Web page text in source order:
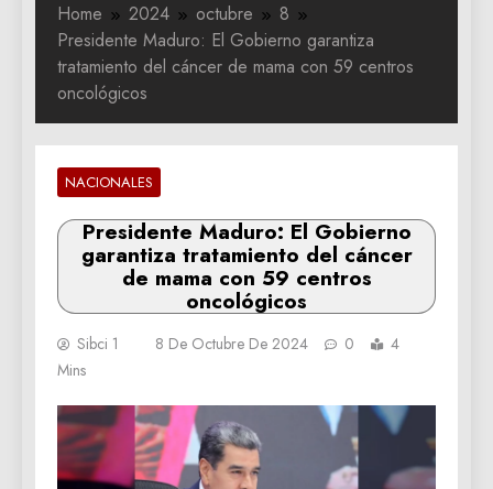
Home 2024 octubre
8
Presidente Maduro: El Gobierno garantiza
tratamiento del cáncer de mama con 59 centros
oncológicos
NACIONALES
Presidente Maduro: El Gobierno
garantiza tratamiento del cáncer
de mama con 59 centros
oncológicos
Sibci 1 8 De Octubre De 2024 0
4
Mins